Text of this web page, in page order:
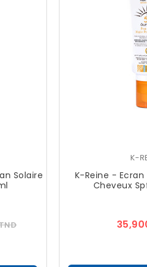
Solaire
Prix
K-
K-Reine -
Cheveux